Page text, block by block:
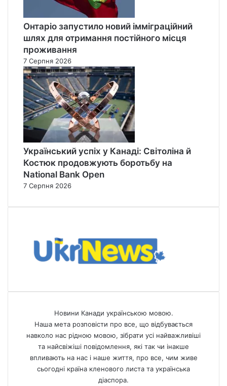
Онтаріо запустило новий імміграційний
шлях для отримання постійного місця
проживання
7 Серпня 2026
Український успіх у Канаді: Світоліна й
Костюк продовжують боротьбу на
National Bank Open
7 Серпня 2026
Новини Канади українською мовою.
Наша мета розповісти про все, що відбувається
навколо нас рідною мовою, зібрати усі найважливіші
та найсвіжіші повідомлення, які так чи інакше
впливають на нас і наше життя, про все, чим живе
сьогодні країна кленового листа та українська
діаспора.